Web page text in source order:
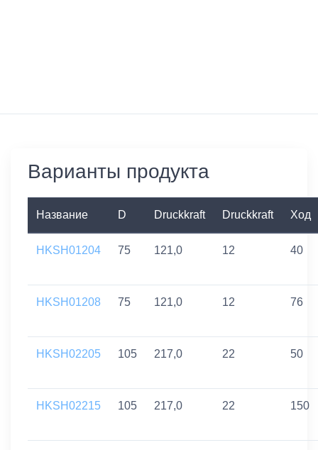
Варианты продукта
Название D Druckkraft Druckkraft Ход
HKSH01204 75 121,0 12 40
HKSH01208 75 121,0 12 76
HKSH02205 105 217,0 22 50
HKSH02215 105 217,0 22 150